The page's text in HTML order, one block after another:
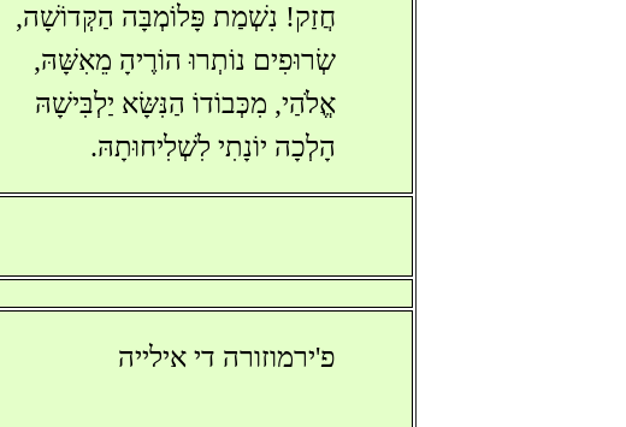
חֲזַק! נִשְׁמַת פָּלוֹמְבָּה הַקְּדוֹשָׁה,
שְׂרוּפִים נוֹתְרוּ הוֹרֶיהָ מֵאִשָּׁהּ,
אֱלֹהַי, מִכְּבוֹדוֹ הַנִּשָּׂא יַלְבִּישָׁהּ
הָלְכָה יוֹנָתִי לִשְׁלִיחוּתָהּ.
פ'ירמוזורה די אילייה